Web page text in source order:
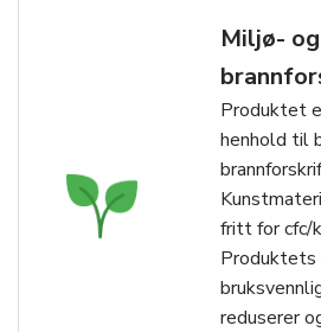
Miljø- og
Produktet
henhold til
fritt for cfc/
reduserer